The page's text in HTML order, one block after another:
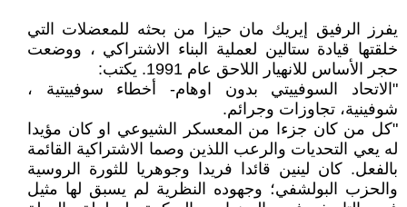
يفرز الرفيق إيريك مان حيزا من بحثه للمعضلات التي
خلقتها قيادة ستالين لعملية البناء الاشتراكي ، ووضعت
حجر الأساس للانهيار اللاحق عام 1991. يكتب:
"الاتحاد السوفييتي بدون اوهام- أخطاء سوفييتية ،
شوفينية، تجاوزات وجرائم.
"كل من كان جزءا من المعسكر الشيوعي او كان مؤيدا
له يعي التحديات والرعب اللذين وصما الاشتراكية القائمة
بالفعل. كان لينين قائدا فريدا وجوهريا للثورة الروسية
والحزب البولشفي؛ وجهوده النظرية لم يسبق لها مثيل